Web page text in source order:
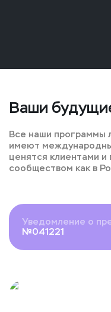
Ваши
Все наши программы
имеют
ценятся клиентами
сообществом как в
Уведомление о
№041221